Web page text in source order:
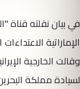
في بيان نقلته قناة
الإماراتية
وقالت الخارجية
لسيادة مملكة